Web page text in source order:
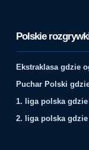
Polskie
Ekstraklasa gdzie
Puchar Polski
1. liga polska
2. liga polska